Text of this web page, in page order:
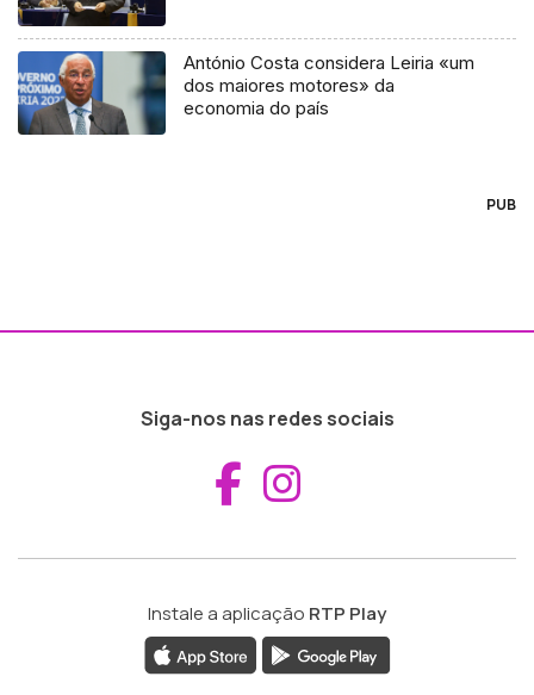
António Costa considera Leiria «um
dos maiores motores» da
economia do país
PUB
Siga-nos nas redes sociais
Aceder ao
Instale a aplicação RTP Play